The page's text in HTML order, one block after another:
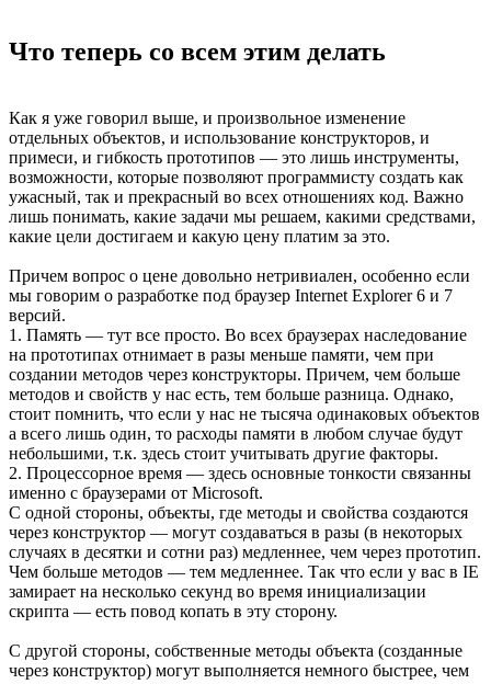
Что теперь со всем этим делать
Как я уже говорил выше, и произвольное изменение
отдельных объектов, и использование конструкторов, и
примеси, и гибкость прототипов — это лишь инструменты,
возможности, которые позволяют программисту создать как
ужасный, так и прекрасный во всех отношениях код. Важно
лишь понимать, какие задачи мы решаем, какими средствами,
какие цели достигаем и какую цену платим за это.
Причем вопрос о цене довольно нетривиален, особенно если
мы говорим о разработке под браузер Internet Explorer 6 и 7
версий.
1. Память — тут все просто. Во всех браузерах наследование
на прототипах отнимает в разы меньше памяти, чем при
создании методов через конструкторы. Причем, чем больше
методов и свойств у нас есть, тем больше разница. Однако,
стоит помнить, что если у нас не тысяча одинаковых объектов
а всего лишь один, то расходы памяти в любом случае будут
небольшими, т.к. здесь стоит учитывать другие факторы.
2. Процессорное время — здесь основные тонкости связанны
именно с браузерами от Microsoft.
С одной стороны, объекты, где методы и свойства создаются
через конструктор — могут создаваться в разы (в некоторых
случаях в десятки и сотни раз) медленнее, чем через прототип.
Чем больше методов — тем медленнее. Так что если у вас в IE
замирает на несколько секунд во время инициализации
скрипта — есть повод копать в эту сторону.
С другой стороны, собственные методы объекта (созданные
через конструктор) могут выполняется немного быстрее, чем